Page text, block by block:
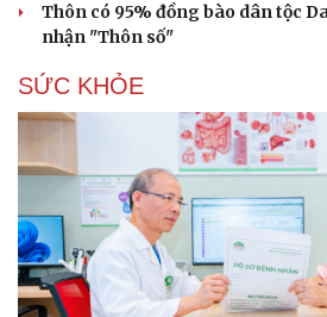
Cải chính
Thôn có 95% đồng bào dân tộc
nhận "Thôn số"
SỨC KHỎE